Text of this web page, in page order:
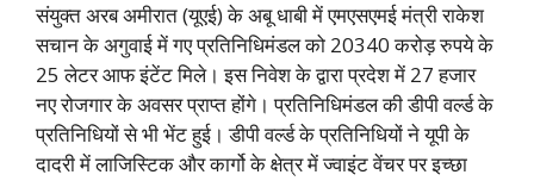
संयुक्त अरब अमीरात (यूएई) के अबू धाबी में एमएसएमई मंत्री राकेश
सचान के अगुवाई में गए प्रतिनिधिमंडल को 20340 करोड़ रुपये के
25 लेटर आफ इंटेंट मिले। इस निवेश के द्वारा प्रदेश में 27 हजार
नए रोजगार के अवसर प्राप्त होंगे। प्रतिनिधिमंडल की डीपी वर्ल्ड के
प्रतिनिधियों से भी भेंट हुई। डीपी वर्ल्ड के प्रतिनिधियों ने यूपी के
दादरी में लाजिस्टिक और कार्गो के क्षेत्र में ज्वाइंट वेंचर पर इच्छा